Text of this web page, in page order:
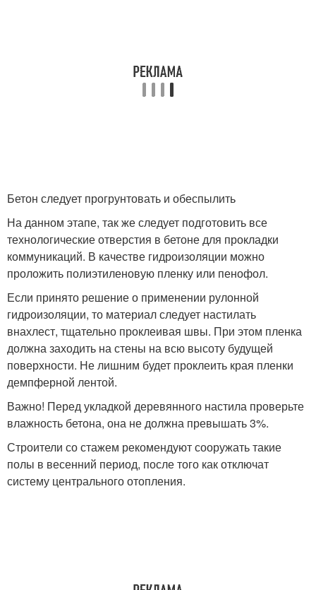
Бетон следует прогрунтовать и обеспылить
На данном этапе, так же следует подготовить все
технологические отверстия в бетоне для прокладки
коммуникаций. В качестве гидроизоляции можно
проложить полиэтиленовую пленку или пенофол.
Если принято решение о применении рулонной
гидроизоляции, то материал следует настилать
внахлест, тщательно проклеивая швы. При этом пленка
должна заходить на стены на всю высоту будущей
поверхности. Не лишним будет проклеить края пленки
демпферной лентой.
Важно! Перед укладкой деревянного настила проверьте
влажность бетона, она не должна превышать 3%.
Строители со стажем рекомендуют сооружать такие
полы в весенний период, после того как отключат
систему центрального отопления.